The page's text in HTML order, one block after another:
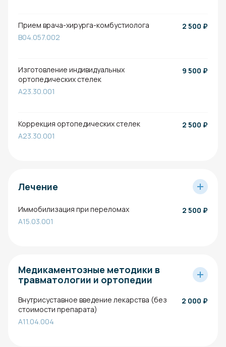
Прием врача-хирурга-комбустиолога
B04.057.002
2 500 ₽
Изготовление индивидуальных
ортопедических стелек
A23.30.001
9 500 ₽
Коррекция ортопедических стелек
A23.30.001
2 500 ₽
Лечение
Иммобилизация при переломах
A15.03.001
2 500 ₽
Медикаментозные методики в
травматологии и ортопедии
Внутрисуставное введение лекарства (без
стоимости препарата)
A11.04.004
2 000 ₽